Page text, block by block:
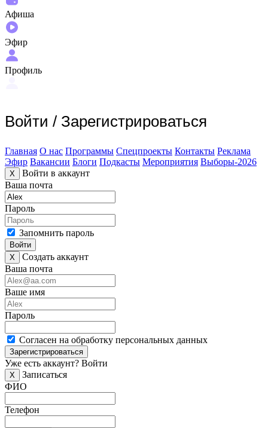
Афиша
Эфир
Профиль
Войти / Зарегистрироваться
Главная О нас Программы Спецпроекты Контакты Реклама
Эфир Вакансии Блоги Подкасты Мероприятия Выборы-2026
X
Войти в аккаунт
Ваша почта
Пароль
Запомнить пароль
Войти
X
Создать аккаунт
Ваша почта
Ваше имя
Пароль
Согласен на обработку персональных данных
Зарегистрироваться
Уже есть аккаунт? Войти
X
Записаться
ФИО
Телефон